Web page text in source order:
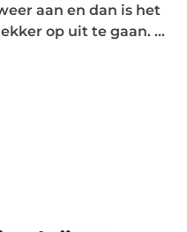
aan en dan is het
op uit te gaan. ...